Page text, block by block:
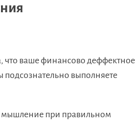
что ваше финансово деффектное
подсознательно выполняете
мышление при правильном